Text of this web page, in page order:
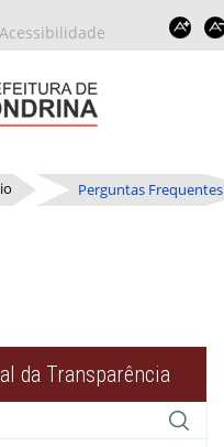
Acessibilidade
Perguntas Frequentes
da Transparência